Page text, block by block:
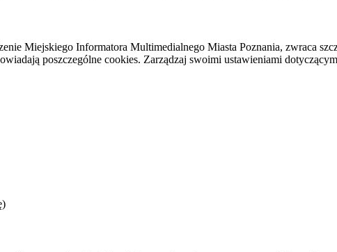
Miejskiego Informatora Multimedialnego Miasta Poznania, zwraca
poszczególne cookies. Zarządzaj swoimi ustawieniami